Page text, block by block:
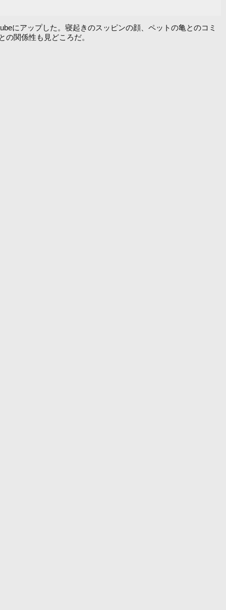
にアップした。寝起きのスッピンの顔、ペットの亀とのコミ
関係性も見どころだ。